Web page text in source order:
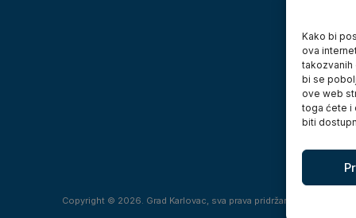
Kako bi
ova
takozvanih
bi se
ove web
toga ćete i
biti
Copyright © 2026. Grad Karlovac, sva prava pridržana